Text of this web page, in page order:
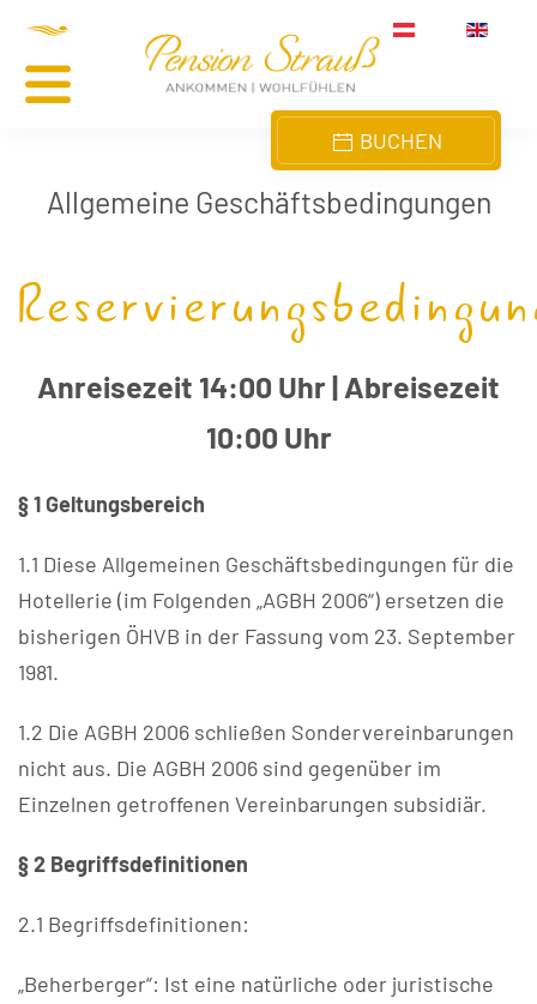
Skip to main content
BUCHEN
Allgemeine Geschäftsbedingungen
Anreisezeit 14:00 Uhr | Abreisezeit
10:00 Uhr
§ 1 Geltungsbereich
1.1 Diese Allgemeinen Geschäftsbedingungen für die
Hotellerie (im Folgenden „AGBH 2006“) ersetzen die
bisherigen ÖHVB in der Fassung vom 23. September
1981.
1.2 Die AGBH 2006 schließen Sondervereinbarungen
nicht aus. Die AGBH 2006 sind gegenüber im
Einzelnen getroffenen Vereinbarungen subsidiär.
§ 2 Begriffsdefinitionen
2.1 Begriffsdefinitionen:
„Beherberger“: Ist eine natürliche oder juristische